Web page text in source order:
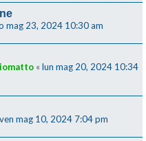
mag 23, 2024 10:30 am
« lun mag 20, 2024 10:34
ven mag 10, 2024 7:04 pm